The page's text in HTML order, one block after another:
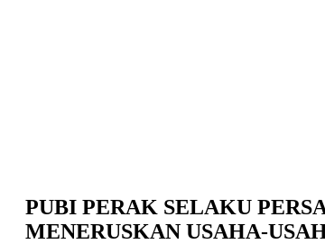
PUBI PERAK SELAKU
MENERUSKAN USAHA-